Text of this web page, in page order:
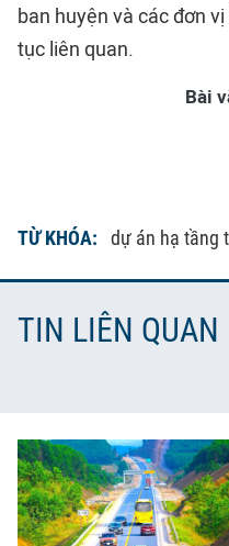
ban huyện và các đơn
tục liên quan.
Bài
TỪ KHÓA: dự án hạ tầng
TIN LIÊN QUAN